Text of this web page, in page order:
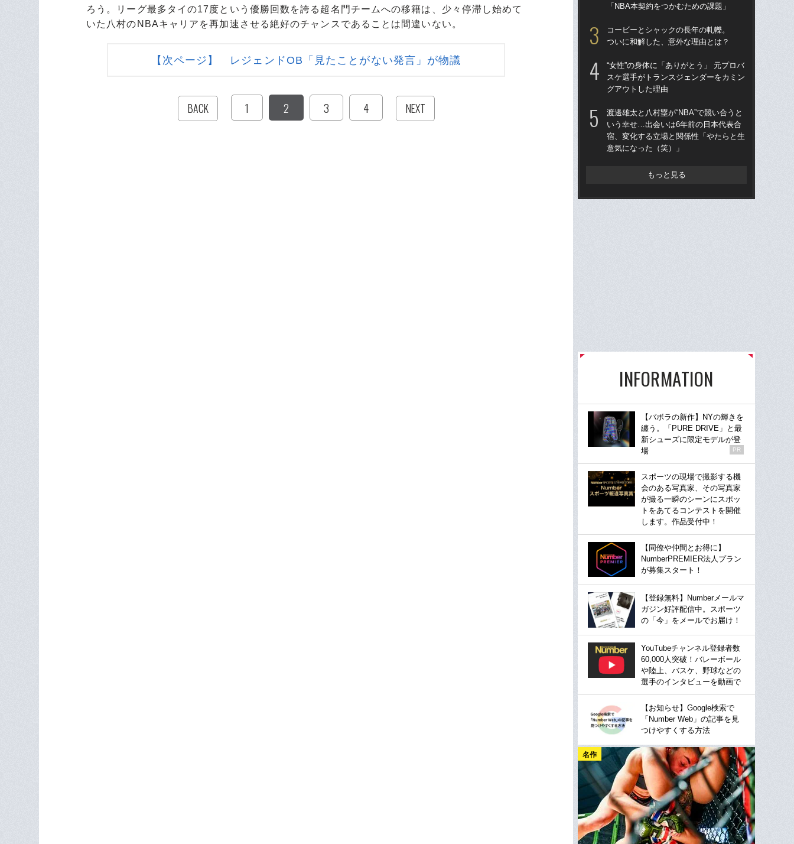
ろう。リーグ最多タイの17度という優勝回数を誇る超名門チームへの移籍は、少々停滞し始めて
いた八村のNBAキャリアを再加速させる絶好のチャンスであることは間違いない。
【次ページ】 レジェンドOB「見たことがない発言」が物議
BACK 1 2 3 4 NEXT
「NBA本契約をつかむための課題」
コービーとシャックの長年の軋轢。
ついに和解した、意外な理由とは？
“女性”の身体に「ありがとう」 元プロバ
スケ選手がトランスジェンダーをカミン
グアウトした理由
渡邊雄太と八村塁が“NBA”で競い合うと
いう幸せ…出会いは6年前の日本代表合
宿、変化する立場と関係性「やたらと生
意気になった（笑）」
もっと見る
INFORMATION
【バボラの新作】NYの輝きを
纏う。「PURE DRIVE」と最
新シューズに限定モデルが登
場
PR
スポーツの現場で撮影する機
会のある写真家、その写真家
が撮る一瞬のシーンにスポッ
トをあてるコンテストを開催
します。作品受付中！
【同僚や仲間とお得に】
NumberPREMIER法人プラン
が募集スタート！
【登録無料】Numberメールマ
ガジン好評配信中。スポーツ
の「今」をメールでお届け！
YouTubeチャンネル登録者数
60,000人突破！バレーボール
や陸上、バスケ、野球などの
選手のインタビューを動画で
【お知らせ】Google検索で
「Number Web」の記事を見
つけやすくする方法
名作